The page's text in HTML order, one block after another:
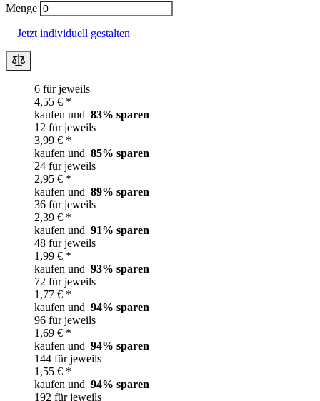
Menge
Jetzt individuell gestalten
6 für jeweils
4,55 € *
kaufen und 83% sparen
12 für jeweils
3,99 € *
kaufen und 85% sparen
24 für jeweils
2,95 € *
kaufen und 89% sparen
36 für jeweils
2,39 € *
kaufen und 91% sparen
48 für jeweils
1,99 € *
kaufen und 93% sparen
72 für jeweils
1,77 € *
kaufen und 94% sparen
96 für jeweils
1,69 € *
kaufen und 94% sparen
144 für jeweils
1,55 € *
kaufen und 94% sparen
192 für jeweils